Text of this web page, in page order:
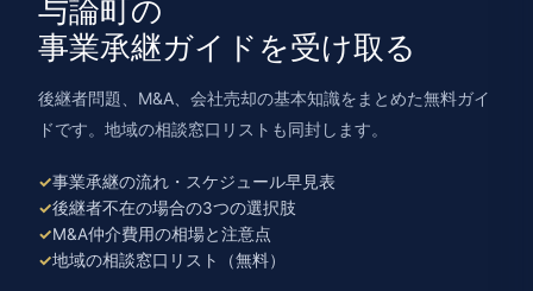
与論町の
事業承継ガイドを受け取る
後継者問題、M&A、会社売却の基本知識をまとめた無料ガイ
ドです。地域の相談窓口リストも同封します。
事業承継の流れ・スケジュール早見表
後継者不在の場合の3つの選択肢
M&A仲介費用の相場と注意点
地域の相談窓口リスト（無料）